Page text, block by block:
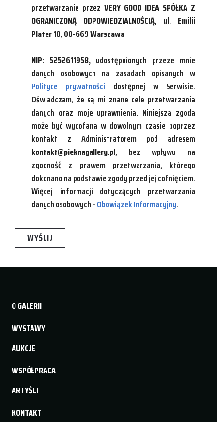
przetwarzanie przez VERY GOOD IDEA SPÓŁKA Z
OGRANICZONĄ ODPOWIEDZIALNOŚCIĄ, ul. Emilii
Plater 10, 00-669 Warszawa
NIP: 5252611958, udostępnionych przeze mnie
danych osobowych na zasadach opisanych w
Polityce prywatności dostępnej w Serwisie.
Oświadczam, że są mi znane cele przetwarzania
danych oraz moje uprawnienia. Niniejsza zgoda
może być wycofana w dowolnym czasie poprzez
kontakt z Administratorem pod adresem
kontakt@pieknagallery.pl, bez wpływu na
zgodność z prawem przetwarzania, którego
dokonano na podstawie zgody przed jej cofnięciem.
Więcej informacji dotyczących przetwarzania
danych osobowych -Obowiązek Informacyjny.
O GALERII
WYSTAWY
AUKCJE
WSPÓŁPRACA
ARTYŚCI
KONTAKT